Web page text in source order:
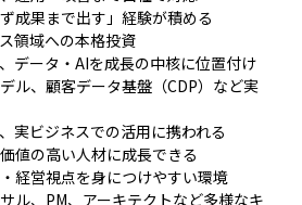
成果まで出す」経験が積める
領域への本格投資
データ・AIを成長の中核に位置付け
ル、顧客データ基盤（CDP）など実
実ビジネスでの活用に携われる
値の高い人材に成長できる
経営視点を身につけやすい環境
ル、PM、アーキテクトなど多様なキ